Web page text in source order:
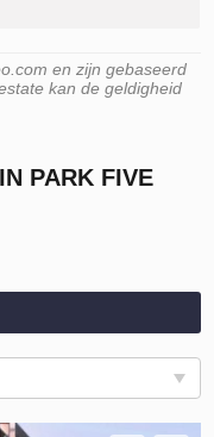
en zijn gebaseerd
kan de geldigheid
PARK FIVE